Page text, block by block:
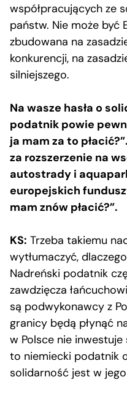
współpracujących ze
państw. Nie może być
zbudowana na
konkurencji, na
silniejszego.
Na wasze hasła o
podatnik powie
ja mam za to
za rozszerzenie na
autostrady i
europejskich
mam znów płacić?”.
KS: Trzeba takiemu
wytłumaczyć,
Nadreński podatnik
zawdzięcza
są podwykonawcy z
granicy będą płynąć
w Polsce nie
to niemiecki podatnik
solidarność jest w